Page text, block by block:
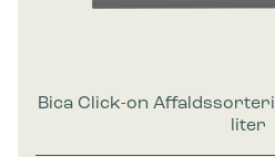
Bica Click-on
liter